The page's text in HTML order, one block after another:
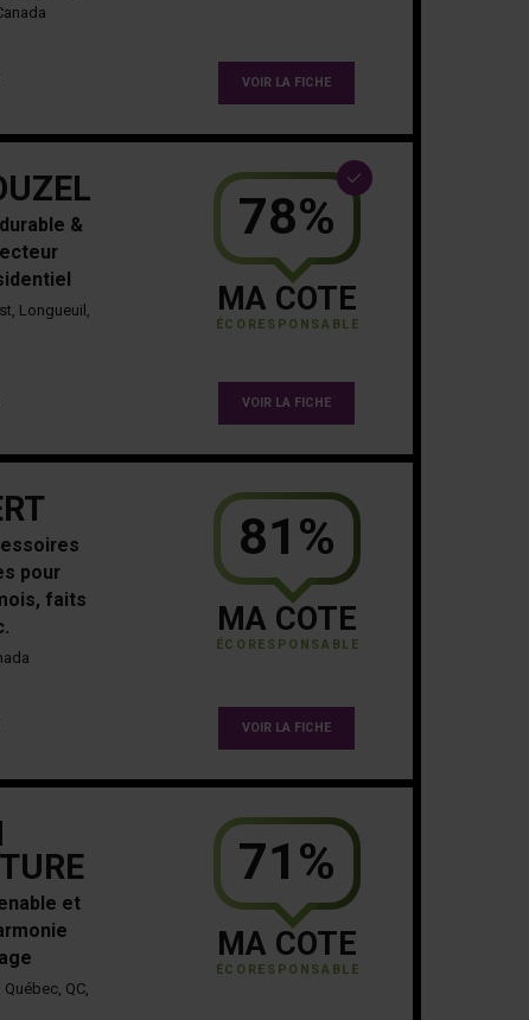
VOIR LA FICHE
&
Longueuil,
78%
MA COTE
ÉCORESPONSABLE
VOIR LA FICHE
pour
faits
81%
MA COTE
ÉCORESPONSABLE
VOIR LA FICHE
et
QC,
71%
MA COTE
ÉCORESPONSABLE